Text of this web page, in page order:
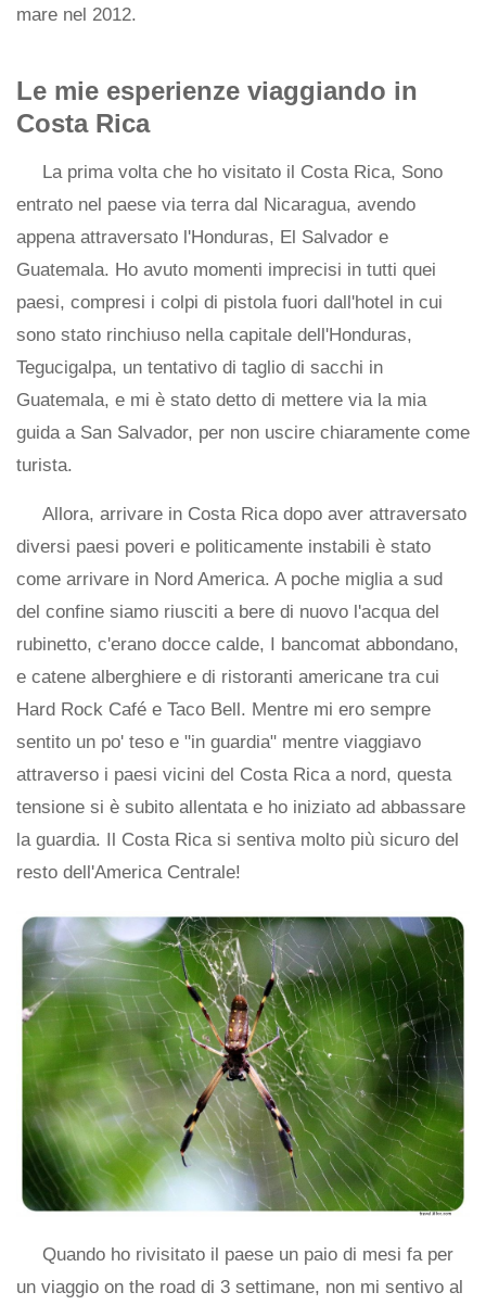
mare nel 2012.
Le mie esperienze viaggiando in
Costa Rica
La prima volta che ho visitato il Costa Rica, Sono
entrato nel paese via terra dal Nicaragua, avendo
appena attraversato l'Honduras, El Salvador e
Guatemala. Ho avuto momenti imprecisi in tutti quei
paesi, compresi i colpi di pistola fuori dall'hotel in cui
sono stato rinchiuso nella capitale dell'Honduras,
Tegucigalpa, un tentativo di taglio di sacchi in
Guatemala, e mi è stato detto di mettere via la mia
guida a San Salvador, per non uscire chiaramente come
turista.
Allora, arrivare in Costa Rica dopo aver attraversato
diversi paesi poveri e politicamente instabili è stato
come arrivare in Nord America. A poche miglia a sud
del confine siamo riusciti a bere di nuovo l'acqua del
rubinetto, c'erano docce calde, I bancomat abbondano,
e catene alberghiere e di ristoranti americane tra cui
Hard Rock Café e Taco Bell. Mentre mi ero sempre
sentito un po' teso e "in guardia" mentre viaggiavo
attraverso i paesi vicini del Costa Rica a nord, questa
tensione si è subito allentata e ho iniziato ad abbassare
la guardia. Il Costa Rica si sentiva molto più sicuro del
resto dell'America Centrale!
Quando ho rivisitato il paese un paio di mesi fa per
un viaggio on the road di 3 settimane, non mi sentivo al